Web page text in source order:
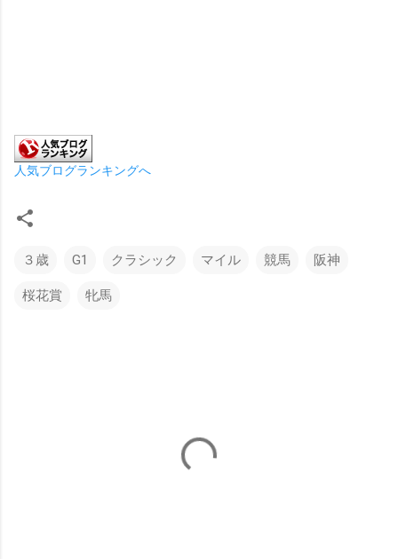
人気ブログランキングへ
３歳 G1 クラシック マイル 競馬 阪神
桜花賞 牝馬